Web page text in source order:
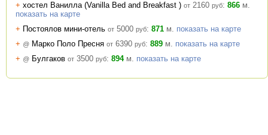
+ хостел Ванилла (Vanilla Bed and Breakfast ) от 2160 руб: 866 м.
показать на карте
+ Постоялов мини-отель от 5000 руб: 871 м. показать на карте
+ @ Марко Поло Пресня от 6390 руб: 889 м. показать на карте
+ @ Булгаков от 3500 руб: 894м. показать на карте